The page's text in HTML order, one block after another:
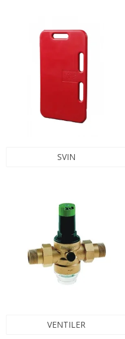
SVIN
VENTILER